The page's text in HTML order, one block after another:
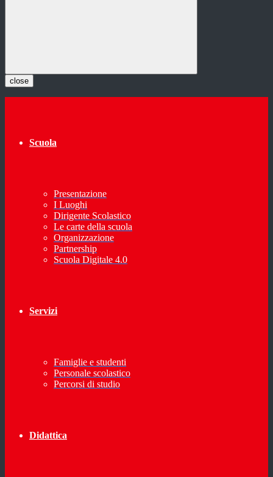
close
Scuola
Presentazione
I Luoghi
Dirigente Scolastico
Le carte della scuola
Organizzazione
Partnership
Scuola Digitale 4.0
Servizi
Famiglie e studenti
Personale scolastico
Percorsi di studio
Didattica